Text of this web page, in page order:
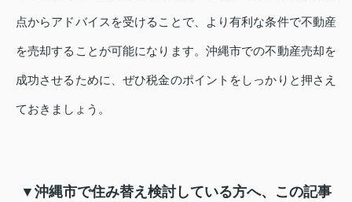
点からアドバイスを受けることで、より有利な条件で不動産
を売却することが可能になります。沖縄市での不動産売却を
成功させるために、ぜひ税金のポイントをしっかりと押さえ
ておきましょう。
▼沖縄市で住み替え検討している方へ、この記事